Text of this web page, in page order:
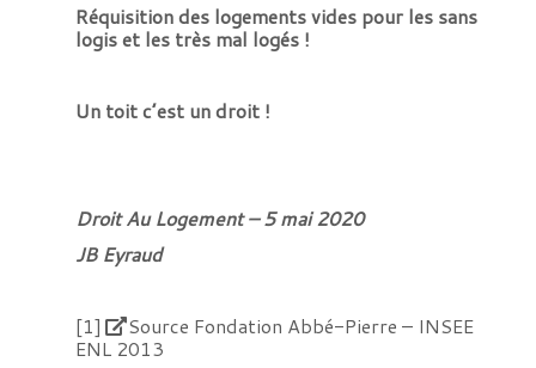
Réquisition des logements vides pour les sans
logis et les très mal logés !
Un toit c’est un droit !
Droit Au Logement – 5 mai 2020
JB Eyraud
[1]
Source Fondation Abbé-Pierre – INSEE
ENL 2013